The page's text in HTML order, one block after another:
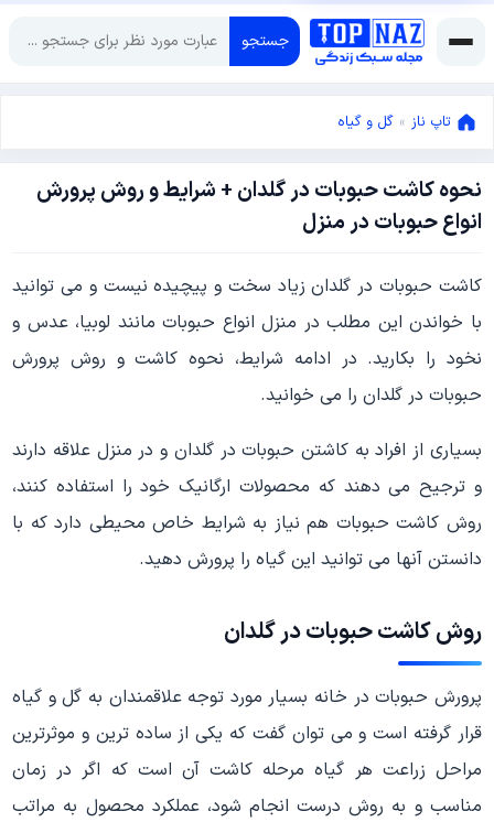
جستجو
تاپ ناز » گل و گیاه
نحوه کاشت حبوبات در گلدان + شرایط و روش پرورش
انواع حبوبات در منزل
می
25,
25,
2021
کاشت حبوبات در گلدان زیاد سخت و پیچیده نیست و می توانید
با خواندن این مطلب در منزل انواع حبوبات مانند لوبیا، عدس و
نخود را بکارید. در ادامه شرایط، نحوه کاشت و روش پرورش
حبوبات در گلدان را می خوانید.
بسیاری از افراد به کاشتن حبوبات در گلدان و در منزل علاقه دارند
و ترجیح می دهند که محصولات ارگانیک خود را استفاده کنند،
روش کاشت حبوبات هم نیاز به شرایط خاص محیطی دارد که با
دانستن آنها می توانید این گیاه را پرورش دهید.
روش کاشت حبوبات در گلدان
پرورش حبوبات در خانه بسیار مورد توجه علاقمندان به گل و گیاه
قرار گرفته است و می توان گفت که یکی از ساده ترین و موثرترین
مراحل زراعت هر گیاه مرحله کاشت آن است که اگر در زمان
مناسب و به روش درست انجام شود، عملکرد محصول به مراتب